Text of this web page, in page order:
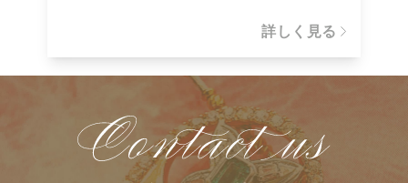
詳しく見る